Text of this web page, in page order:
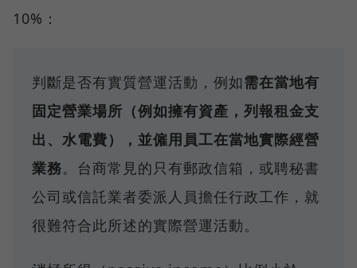
10%：
判斷是否有實質營運活動，例如需在當地有
固定營業場所（例如擁有資產，列報租金支
出、水電費），並僱用員工在當地實際經營
業務。台商常見的只有郵政信箱，或聘秘書
公司或信託業者委派人員擔任行政工作，就
很難符合此所述的實際營運活動。